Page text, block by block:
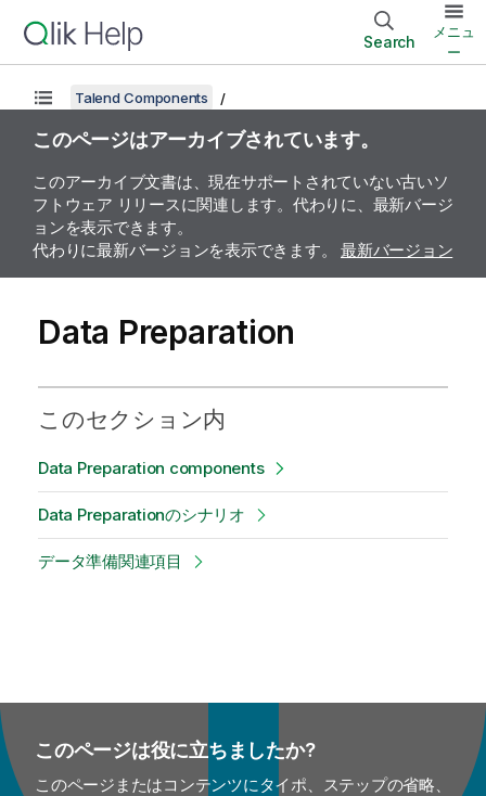
Search
メニュ
ー
Talend Components
このページはアーカイブされています。
このアーカイブ文書は、現在サポートされていない古いソ
フトウェア リリースに関連します。代わりに、最新バージ
ョンを表示できます。
代わりに最新バージョンを表示できます。 最新バージョン
Data Preparation
このセクション内
Data Preparation components
Data Preparationのシナリオ
データ準備関連項目
このページは役に立ちましたか?
このページまたはコンテンツにタイポ、ステップの省略、